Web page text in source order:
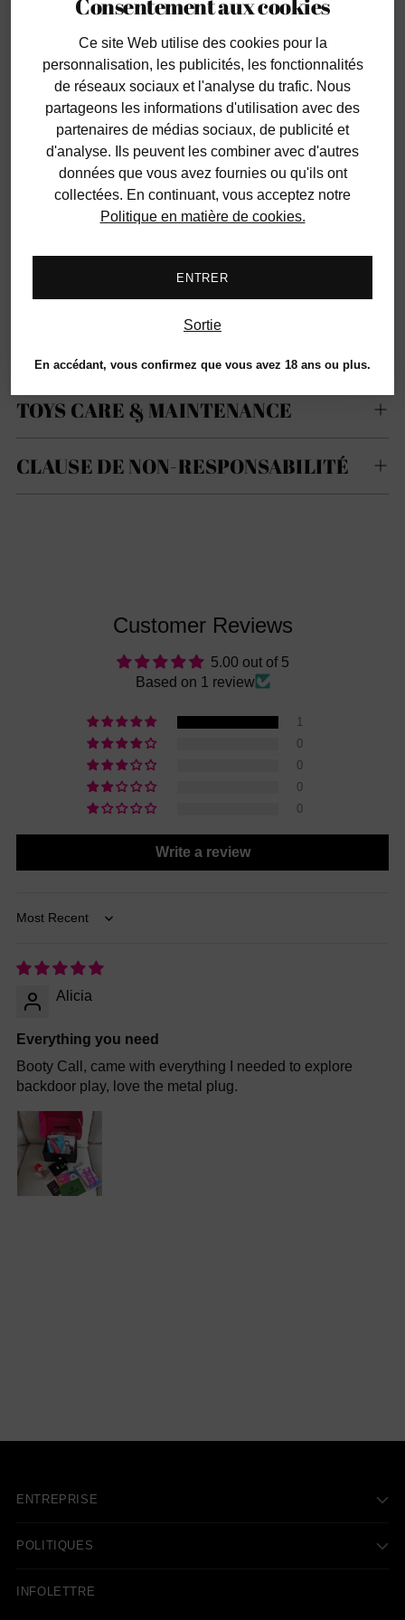
Ce site Web utilise des cookies pour la
personnalisation, les publicités, les fonctionnalités
de réseaux sociaux et l'analyse du trafic. Nous
partageons les informations d'utilisation avec des
partenaires de médias sociaux, de publicité et
d'analyse. Ils peuvent les combiner avec d'autres
données que vous avez fournies ou qu'ils ont
collectées. En continuant, vous acceptez notre
Politique en matière de cookies.
ENTRER
Sortie
En accédant, vous confirmez que vous avez 18 ans ou plus.
les plus expérimentés, et peu importe le genre, notre
couples. Libérez vos désirs et embarquez pour un voyage
inoubliable de plaisir avec confiance et satisfaction.
La boîte "Booty Call" inclus 5 items:
1 Lubrifiant full-size
1 Applicateur de lubrifiant
À PROPOS DE LA NACELLE À LA
CARTE
TOYS CARE & MAINTENANCE
CLAUSE DE NON-RESPONSABILITÉ
Customer Reviews
5.00 out of 5
Based on 1 review
1
0
0
0
0
Write a review
Sort by
Alicia
Everything you need
Booty Call, came with everything I needed to explore
backdoor play, love the metal plug.
ENTREPRISE
POLITIQUES
INFOLETTRE